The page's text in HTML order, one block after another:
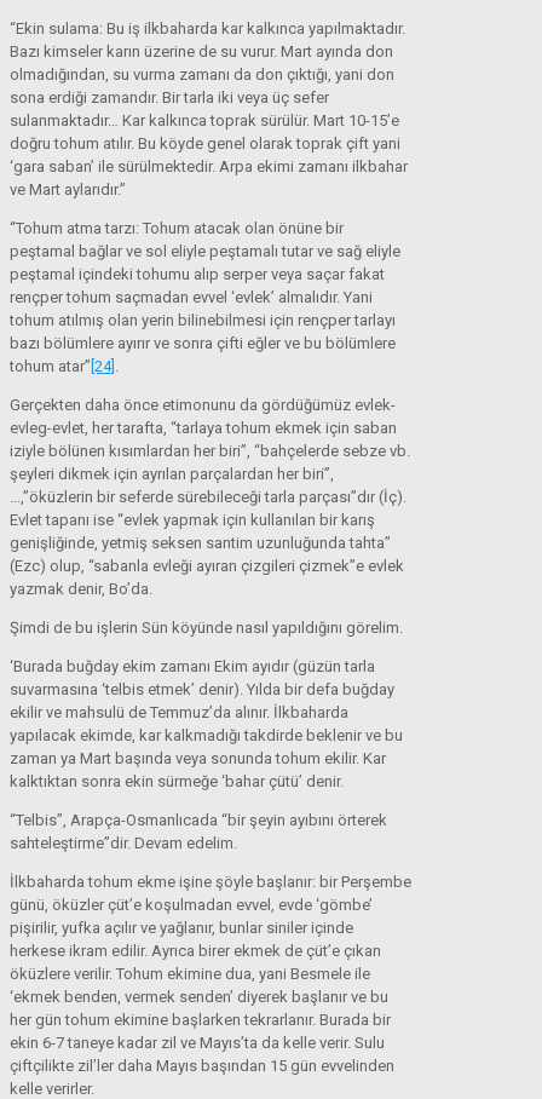
“Ekin sulama: Bu iş ilkbaharda kar kalkınca yapılmaktadır.
Bazı kimseler karın üzerine de su vurur. Mart ayında don
olmadığından, su vurma zamanı da don çıktığı, yani don
sona erdiği zamandır. Bir tarla iki veya üç sefer
sulanmaktadır… Kar kalkınca toprak sürülür. Mart 10-15’e
doğru tohum atılır. Bu köyde genel olarak toprak çift yani
‘gara saban’ ile sürülmektedir. Arpa ekimi zamanı ilkbahar
ve Mart aylarıdır.”
“Tohum atma tarzı: Tohum atacak olan önüne bir
peştamal bağlar ve sol eliyle peştamalı tutar ve sağ eliyle
peştamal içindeki tohumu alıp serper veya saçar fakat
rençper tohum saçmadan evvel ‘evlek’ almalıdır. Yani
tohum atılmış olan yerin bilinebilmesi için rençper tarlayı
bazı bölümlere ayırır ve sonra çifti eğler ve bu bölümlere
tohum atar” [24] .
Gerçekten daha önce etimonunu da gördüğümüz evlek-
evleg-evlet, her tarafta, “tarlaya tohum ekmek için saban
iziyle bölünen kısımlardan her biri”, “bahçelerde sebze vb.
şeyleri dikmek için ayrılan parçalardan her biri”,
…,”öküzlerin bir seferde sürebileceği tarla parçası”dır (İç).
Evlet tapanı ise “evlek yapmak için kullanılan bir karış
genişliğinde, yetmiş seksen santim uzunluğunda tahta”
(Ezc) olup, “sabanla evleği ayıran çizgileri çizmek”e evlek
yazmak denir, Bo’da.
Şimdi de bu işlerin Sün köyünde nasıl yapıldığını görelim.
‘Burada buğday ekim zamanı Ekim ayıdır (güzün tarla
suvarmasına ‘telbis etmek’ denir). Yılda bir defa buğday
ekilir ve mahsulü de Temmuz’da alınır. İlkbaharda
yapılacak ekimde, kar kalkmadığı takdirde beklenir ve bu
zaman ya Mart başında veya sonunda tohum ekilir. Kar
kalktıktan sonra ekin sürmeğe ‘bahar çütü’ denir.
“Telbis”, Arapça-Osmanlıcada “bir şeyin ayıbını örterek
sahteleştirme”dir. Devam edelim.
İlkbaharda tohum ekme işine şöyle başlanır: bir Perşembe
günü, öküzler çüt’e koşulmadan evvel, evde ‘gömbe’
pişirilir, yufka açılır ve yağlanır, bunlar siniler içinde
herkese ikram edilir. Ayrıca birer ekmek de çüt’e çıkan
öküzlere verilir. Tohum ekimine dua, yani Besmele ile
‘ekmek benden, vermek senden’ diyerek başlanır ve bu
her gün tohum ekimine başlarken tekrarlanır. Burada bir
ekin 6-7 taneye kadar zil ve Mayıs’ta da kelle verir. Sulu
çiftçilikte zil’ler daha Mayıs başından 15 gün evvelinden
kelle verirler.